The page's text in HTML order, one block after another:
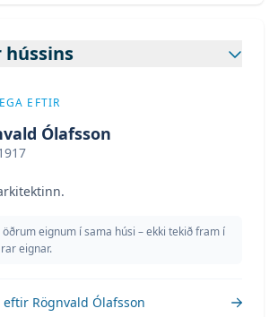
hússins
EFTIR
Ólafsson
eignum í sama húsi – ekki tekið fram í
eignar.
eftir Rögnvald Ólafsson